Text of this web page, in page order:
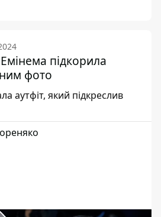
підкорила
фото
аутфіт, який підкреслив